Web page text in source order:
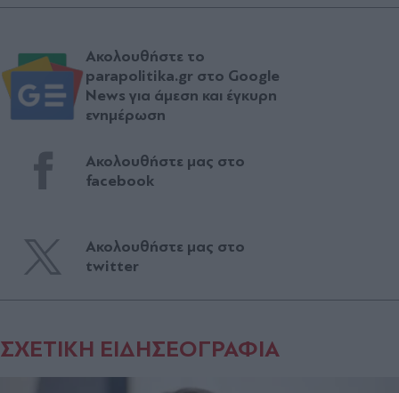
Ακολουθήστε το
parapolitika.gr στο Google
News για άμεση και έγκυρη
ενημέρωση
Ακολουθήστε μας στο
facebook
Ακολουθήστε μας στο
twitter
ΣΧΕΤΙΚΗ ΕΙΔΗΣΕΟΓΡΑΦΙΑ